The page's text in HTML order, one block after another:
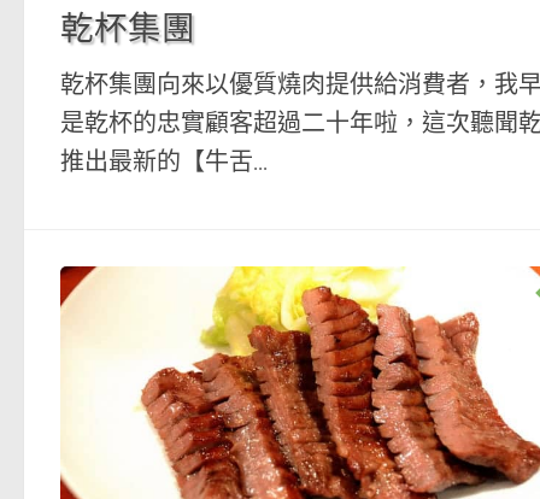
乾杯集團
乾杯集團向來以優質燒肉提供給消費者，我
是乾杯的忠實顧客超過二十年啦，這次聽聞
推出最新的【牛舌...